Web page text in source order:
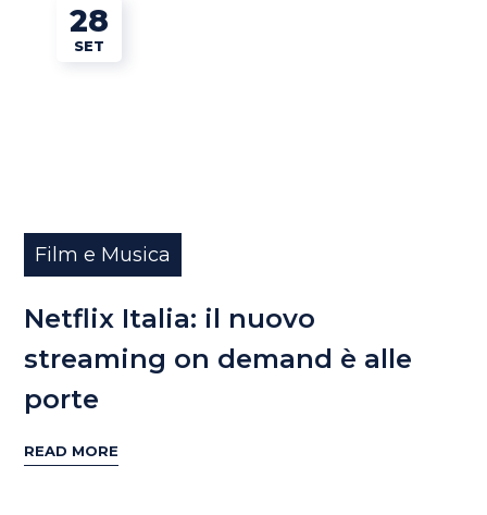
28
SET
Film e Musica
Netflix Italia: il nuovo
streaming on demand è alle
porte
READ MORE